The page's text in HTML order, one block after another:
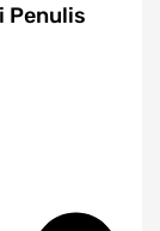
Penulis